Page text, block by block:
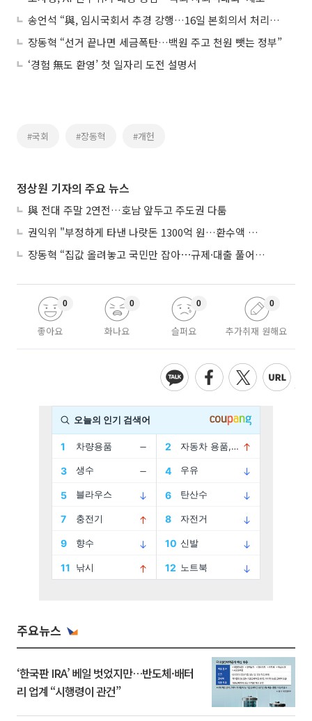
송언석 “與, 임시국회서 추경 강행…16일 본회의서 처리해야”
장동혁 “선거 끝나면 세금폭탄…백원 주고 천원 뺏는 정부”
‘경험 無도 환영’ 첫 일자리 도전 설명서
#국회 #장동혁 #개헌
정상원 기자의 주요 뉴스
與 전대 주말 2연전…호남 앞두고 주도권 다툼
권익위 "부정하게 타낸 나랏돈 1300억 원…환수액 역대 최대"
장동혁 “집값 올려놓고 국민만 잡아⋯규제·대출 풀어야”
좋아요
0
화나요
0
슬퍼요
0
추가취재 원해요
0
주요뉴스
‘한국판 IRA’ 베일 벗었지만…반도체·배터
리 업계 “시행령이 관건”